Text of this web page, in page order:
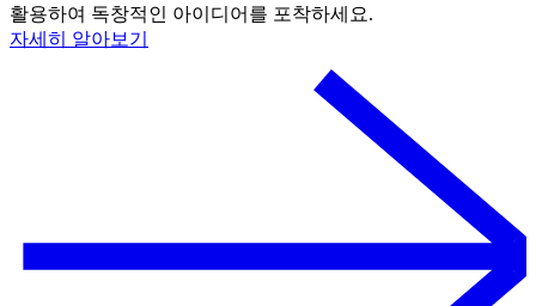
활용하여 독창적인 아이디어를 포착하세요.
자세히 알아보기